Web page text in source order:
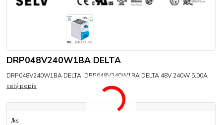
DRP048V240W1BA DELTA
DRP048V240W1BA DELTA DRP048V240W1BA DELTA 48V 240W 5.00A
celý popis
/ks